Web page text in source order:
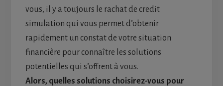
vous, il y a toujours le rachat de credit
simulation qui vous permet d’obtenir
rapidement un constat de votre situation
financière pour connaître les solutions
potentielles qui s’offrent à vous.
Alors, quelles solutions choisirez-vous pour